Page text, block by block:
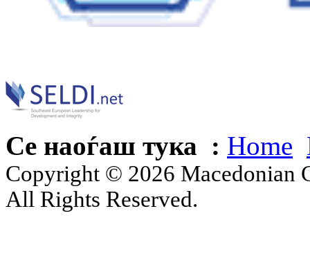
Се наоѓаш тука : Home
Copyright © 2026 Macedonian
All Rights Reserved.